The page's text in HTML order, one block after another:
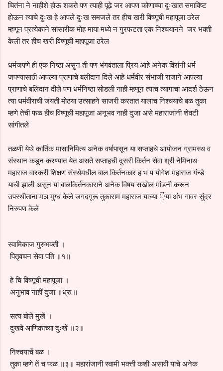
चितंना ने नाहीशे होऊ शकते पण त्याही पूढे जर आपण कोणाच्या दुःखात समाविष्ट
होऊन त्याचे दुःख हे आपले दुःख समजले तर हीच खरी विष्णूची महापूजा ठरेल
म्हणून प्रत्येकाने सांसारीक मोह माया मध्ये न गुरफटता एक निश्चयानने जर भक्ती
केली तर हीच खरी विष्णूची महापूजा ठरेल
धर्मजपणे ही एक निष्ठा असुन ती पण भंगवंताला प्रिय आहे अनेक विरांनी धर्म
जपण्यासाठी आपल्या प्राणाचे बलीदान दिले आहे धर्मवीर संभाजी राजाने आपल्या
प्राणाचे बलिंदान दीले पण धर्मनिष्ठा सोडली नाही म्हणून त्याच त्यागाचा आदर्श ठेऊन
त्या धर्मवीराची जंयती मोठया उत्साहने साजरी करतात यालाच निश्चयाचे बळ तुका
म्हणे तेची फळ हीच विष्णूची महापूजा अनूभव नाही दुजा असे महाराजांनी शेवटी
सांगीतले
तळणी येथे कार्तिक मासानिमित्य अनेक वर्षापासून या सप्ताहचे आयोजन ग्रामस्थ व
संस्थान कडून करण्यात येत असते सप्ताहची दुसरी किर्तन सेवा श्री नेमिनाथ
महाराज वारकरी शिक्षण संस्थेमधील बाल किर्तनकार ह भ प योगेश महाराज गंन्डे
याची झाली असून या बालकिर्तनकाराने अनेक विषय सखोल मांडनी करून
उपस्थीताना मञ मुग्ध केले जगदगूरू तुकाराम महाराज याच्या 👇या अंभ गावर सुंदर
निरुपण केले
स्वामिकाज गुरुभक्ती ।
पितृवचन सेवा पति ॥१॥
हे चि विष्णूची महापूजा ।
अनुभाव नाहीं दुजा ॥ध्रु.॥
सत्य बोले मुखें ।
दुखवे आणिकांच्या दुःखें ॥२॥
निश्चयाचें बळ ।
तुका म्हणे तें च फळ ॥३॥ महारांजानी स्वामी भक्त्ती कशी असावी याचे अनेक